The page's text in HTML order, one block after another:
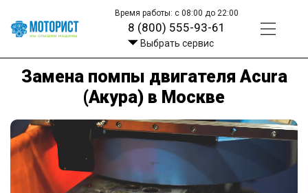
Время работы: с 08:00 до 22:00
8 (800) 555-93-61
Выбрать сервис
Замена помпы двигателя Acura
(Акура) в Москве